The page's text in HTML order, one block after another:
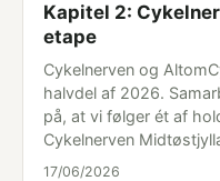
Kapitel 2:
etape
Cykelnerven og
halvdel af 2026.
på, at vi følger ét af
Cykelnerven
17/06/2026